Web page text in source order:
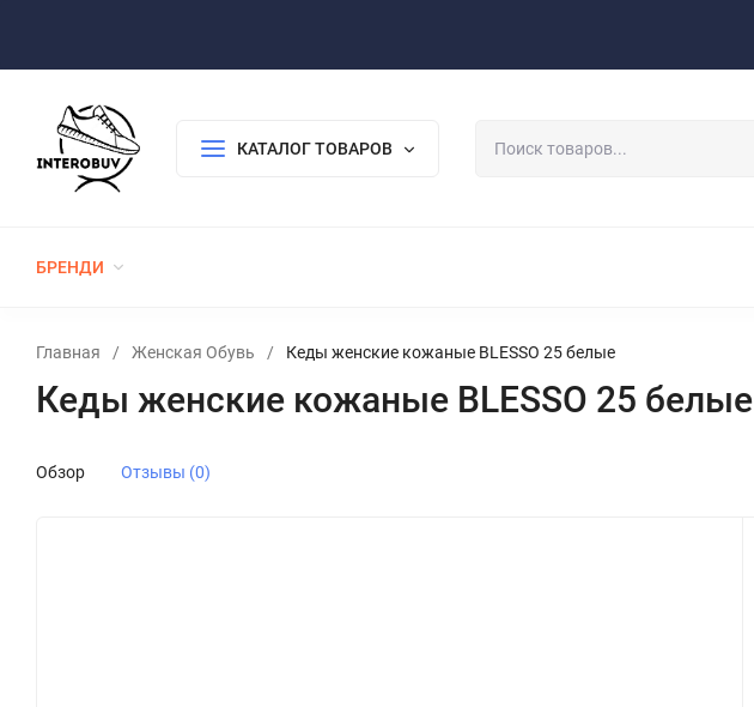
КАТАЛОГ ТОВАРОВ
БРЕНДИ
Главная / Женская Обувь / Кеды женские кожаные BLESSO 25 белые
Кеды женские кожаные BLESSO 25 белые
Обзор Отзывы (0)